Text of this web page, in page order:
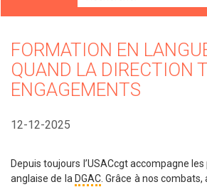
FORMATION EN
QUAND LA DIRECTION
ENGAGEMENTS
12-12-2025
Depuis toujours l’USACcgt accompagne
anglaise de la DGAC. Grâce à nos combats,